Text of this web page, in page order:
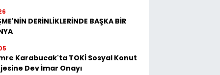
DERİNLİKLERİNDE BAŞKA BİR
Karabucak'ta TOKİ Sosyal Konut
Dev İmar Onayı